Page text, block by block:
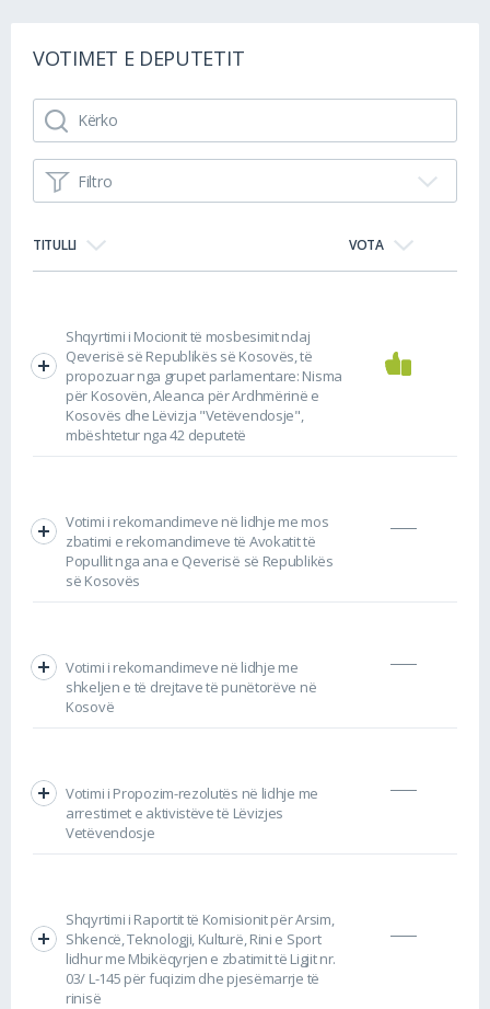
VOTIMET E DEPUTETIT
Filtro
TITULLI VOTA
Shqyrtimi i Mocionit të mosbesimit ndaj
Qeverisë së Republikës së Kosovës, të
propozuar nga grupet parlamentare: Nisma
për Kosovën, Aleanca për Ardhmërinë e
Kosovës dhe Lëvizja "Vetëvendosje",
mbështetur nga 42 deputetë
Votimi i rekomandimeve në lidhje me mos
zbatimi e rekomandimeve të Avokatit të
Popullit nga ana e Qeverisë së Republikës
së Kosovës
Votimi i rekomandimeve në lidhje me
shkeljen e të drejtave të punëtorëve në
Kosovë
Votimi i Propozim-rezolutës në lidhje me
arrestimet e aktivistëve të Lëvizjes
Vetëvendosje
Shqyrtimi i Raportit të Komisionit për Arsim,
Shkencë, Teknologji, Kulturë, Rini e Sport
lidhur me Mbikëqyrjen e zbatimit të Ligjit nr.
03/ L-145 për fuqizim dhe pjesëmarrje të
rinisë